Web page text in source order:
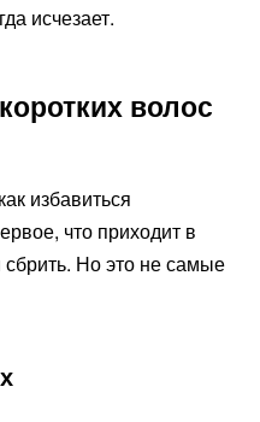
исчезает.
волос
избавиться
что приходит в
Но это не самые